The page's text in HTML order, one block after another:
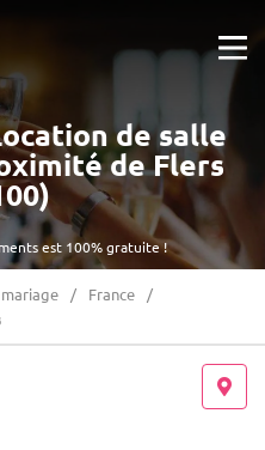
est 100% gratuite !
de salle
de Flers
France